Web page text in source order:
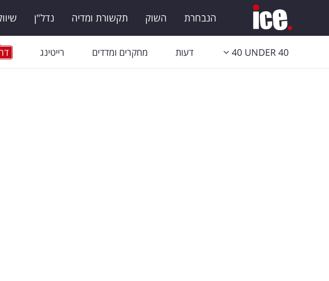
הנבחרת השוק תקשורת ומדיה נדל"ן
40 UNDER 40 דעות מחקרים ומדדים רייטינג